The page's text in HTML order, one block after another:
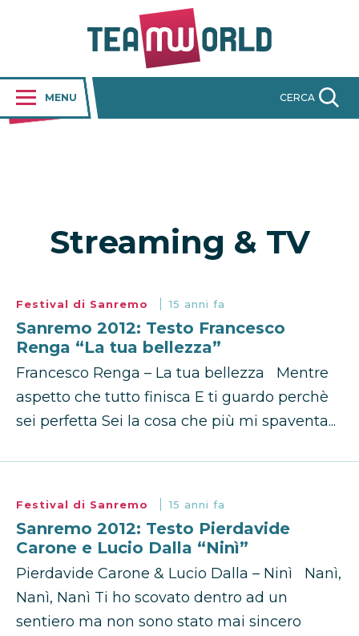
MENU CERCA
Streaming & TV
Festival di Sanremo 15 anni fa
Sanremo 2012: Testo Francesco
Renga “La tua bellezza”
Francesco Renga – La tua bellezza Mentre
aspetto che tutto finisca E ti guardo perchè
sei perfetta Sei la cosa che più mi spaventa...
Festival di Sanremo 15 anni fa
Sanremo 2012: Testo Pierdavide
Carone e Lucio Dalla “Ninì”
Pierdavide Carone & Lucio Dalla – Ninì Nanì,
Nanì, Nanì Ti ho scovato dentro ad un
sentiero ma non sono stato mai sincero